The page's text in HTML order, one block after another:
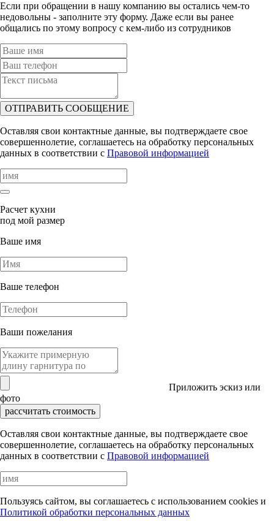
Если при обращении в нашу компанию вы остались чем-то
недовольны - заполните эту форму. Даже если вы ранее
общались по этому вопросу с кем-либо из сотрудников
ОТПРАВИТЬ СООБЩЕНИЕ
Оставляя свои контактные данные, вы подтверждаете свое
совершеннолетие, соглашаетесь на обработку персональных
данных в соответствии с Правовой информацией
Расчет кухни
под мой размер
Ваше имя
Ваше телефон
Ваши пожелания
Приложить эскиз или
фото
рассчитать стоимость
Оставляя свои контактные данные, вы подтверждаете свое
совершеннолетие, соглашаетесь на обработку персональных
данных в соответствии с Правовой информацией
Пользуясь сайтом, вы соглашаетесь с использованием cookies и
Политикой обработки персональных данных